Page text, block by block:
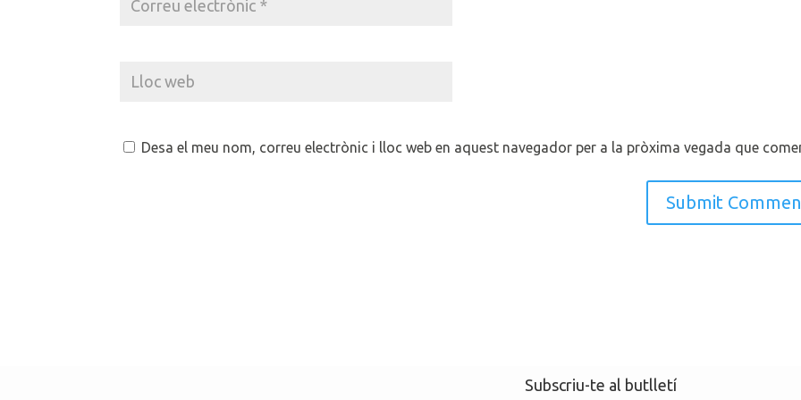
Desa el meu nom, correu electrònic i lloc web en aquest navegador per a la pròxima vegada que
Subscriu-te al butlletí